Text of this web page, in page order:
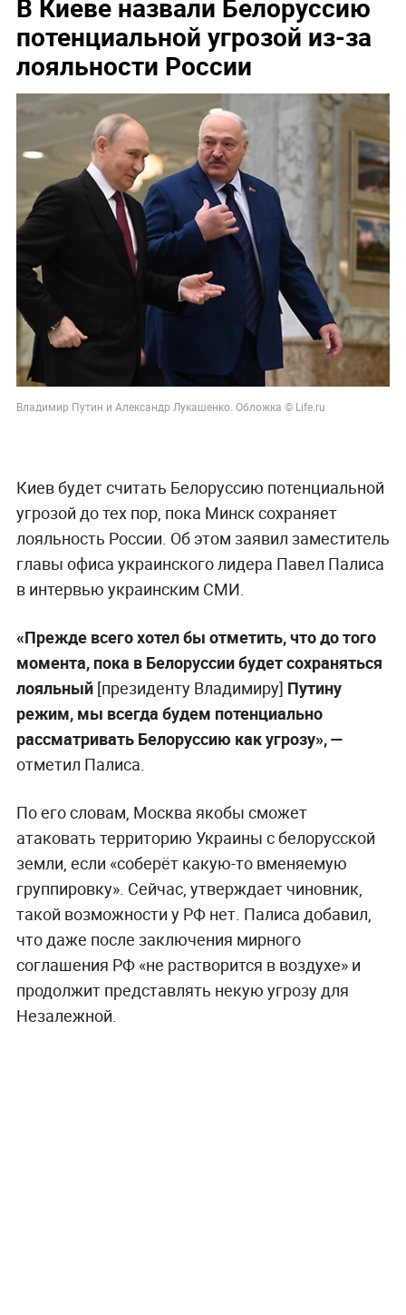
В Киеве назвали Белоруссию
потенциальной угрозой из‑за
лояльности России
Владимир Путин и Александр Лукашенко. Обложка © Life.ru
Киев будет считать Белоруссию потенциальной
угрозой до тех пор, пока Минск сохраняет
лояльность России. Об этом заявил заместитель
главы офиса украинского лидера Павел Палиса
в интервью украинским СМИ.
«Прежде всего хотел бы отметить, что до того
момента, пока в Белоруссии будет сохраняться
лояльный [президенту Владимиру] Путину
режим, мы всегда будем потенциально
рассматривать Белоруссию как угрозу», —
отметил Палиса.
По его словам, Москва якобы сможет
атаковать территорию Украины с белорусской
земли, если «соберёт какую-то вменяемую
группировку». Сейчас, утверждает чиновник,
такой возможности у РФ нет. Палиса добавил,
что даже после заключения мирного
соглашения РФ «не растворится в воздухе» и
продолжит представлять некую угрозу для
Незалежной.